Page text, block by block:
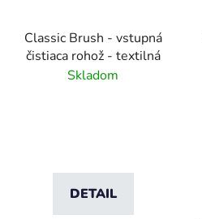
Classic Brush - vstupná
čistiaca rohož - textilná
Skladom
DETAIL